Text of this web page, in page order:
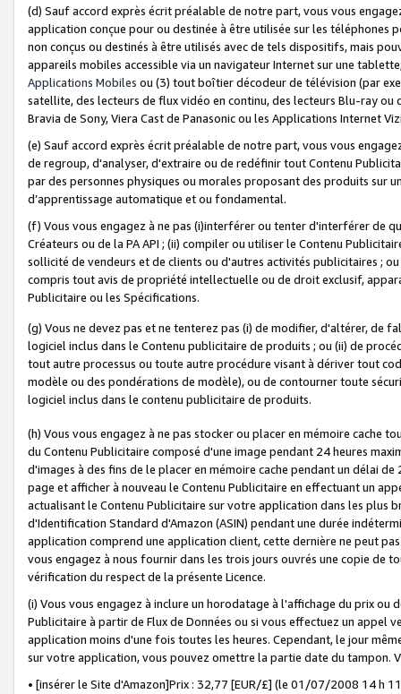
(d) Sauf accord exprès écrit préalable de notre part, vous vous
application conçue pour ou destinée à être utilisée sur les téléphones
non conçus ou destinés à être utilisés avec de tels dispositifs, mais
appareils mobiles accessible via un navigateur Internet sur une
Applications Mobiles ou (3) tout boîtier décodeur de télévision (par
satellite, des lecteurs de flux vidéo en continu, des lecteurs Blu-ray
Bravia de Sony, Viera Cast de Panasonic ou les Applications Internet
(e) Sauf accord exprès écrit préalable de notre part, vous vous
de regroup, d'analyser, d'extraire ou de redéfinir tout Contenu
par des personnes physiques ou morales proposant des produits sur
d’apprentissage automatique et ou fondamental.
(f) Vous vous engagez à ne pas (i)interférer ou tenter d'interférer de
Créateurs ou de la PA API ; (ii) compiler ou utiliser le Contenu
sollicité de vendeurs et de clients ou d'autres activités publicitaires ;
compris tout avis de propriété intellectuelle ou de droit exclusif,
Publicitaire ou les Spécifications.
(g) Vous ne devez pas et ne tenterez pas (i) de modifier, d'altérer, de
logiciel inclus dans le Contenu publicitaire de produits ; ou (ii) de
tout autre processus ou toute autre procédure visant à dériver tout
modèle ou des pondérations de modèle), ou de contourner toute
logiciel inclus dans le contenu publicitaire de produits.
(h) Vous vous engagez à ne pas stocker ou placer en mémoire cache
du Contenu Publicitaire composé d'une image pendant 24 heures
d'images à des fins de le placer en mémoire cache pendant un délai
page et afficher à nouveau le Contenu Publicitaire en effectuant un
actualisant le Contenu Publicitaire sur votre application dans les plus
d'Identification Standard d'Amazon (ASIN) pendant une durée
application comprend une application client, cette dernière ne peut
vous engagez à nous fournir dans les trois jours ouvrés une copie de
vérification du respect de la présente Licence.
(i) Vous vous engagez à inclure un horodatage à l'affichage du prix
Publicitaire à partir de Flux de Données ou si vous effectuez un appel
application moins d'une fois toutes les heures. Cependant, le jour
sur votre application, vous pouvez omettre la partie date du tampon.
• [insérer le Site d'Amazon]Prix : 32,77 [EUR/£] (le 01/07/2008 14 h